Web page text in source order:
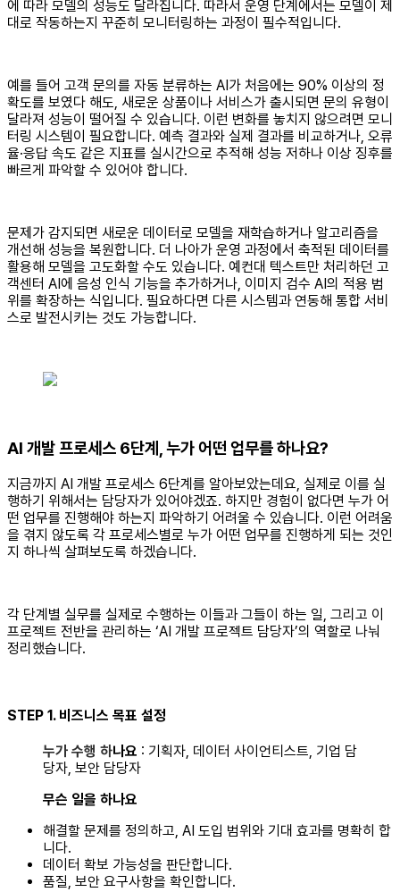
에 따라 모델의 성능도 달라집니다. 따라서 운영 단계에서는 모델이 제
대로 작동하는지 꾸준히 모니터링하는 과정이 필수적입니다.
예를 들어 고객 문의를 자동 분류하는 AI가 처음에는 90% 이상의 정
확도를 보였다 해도, 새로운 상품이나 서비스가 출시되면 문의 유형이
달라져 성능이 떨어질 수 있습니다. 이런 변화를 놓치지 않으려면 모니
터링 시스템이 필요합니다. 예측 결과와 실제 결과를 비교하거나, 오류
율·응답 속도 같은 지표를 실시간으로 추적해 성능 저하나 이상 징후를
빠르게 파악할 수 있어야 합니다.
문제가 감지되면 새로운 데이터로 모델을 재학습하거나 알고리즘을
개선해 성능을 복원합니다. 더 나아가 운영 과정에서 축적된 데이터를
활용해 모델을 고도화할 수도 있습니다. 예컨대 텍스트만 처리하던 고
객센터 AI에 음성 인식 기능을 추가하거나, 이미지 검수 AI의 적용 범
위를 확장하는 식입니다. 필요하다면 다른 시스템과 연동해 통합 서비
스로 발전시키는 것도 가능합니다.
AI 개발 프로세스 6단계, 누가 어떤 업무를 하나요?
지금까지 AI 개발 프로세스 6단계를 알아보았는데요, 실제로 이를 실
행하기 위해서는 담당자가 있어야겠죠. 하지만 경험이 없다면 누가 어
떤 업무를 진행해야 하는지 파악하기 어려울 수 있습니다. 이런 어려움
을 겪지 않도록 각 프로세스별로 누가 어떤 업무를 진행하게 되는 것인
지 하나씩 살펴보도록 하겠습니다.
각 단계별 실무를 실제로 수행하는 이들과 그들이 하는 일, 그리고 이
프로젝트 전반을 관리하는 ‘AI 개발 프로젝트 담당자’의 역할로 나눠
정리했습니다.
STEP 1. 비즈니스 목표 설정
누가 수행 하나요 : 기획자, 데이터 사이언티스트, 기업 담
당자, 보안 담당자
무슨 일을 하나요
해결할 문제를 정의하고, AI 도입 범위와 기대 효과를 명확히 합
니다.‍
데이터 확보 가능성을 판단합니다.‍
품질, 보안 요구사항을 확인합니다.